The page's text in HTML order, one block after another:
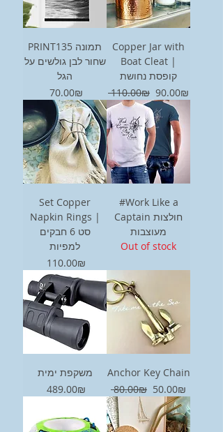
PRINT135 תמונה
שחור לבן גולשים על
הגל
Price ‏70.00 ‏₪
Copper Jar with
Boat Cleat |
קופסת נחושת
Regular Price
‏110.00 ‏₪ Sale Price
‏90.00 ‏₪
Set Copper
Napkin Rings |
סט 6 חבקים
למפיות
Price
‏110.00 ‏₪
#Work Like a
Captain חולצות
מעוצבות
Out of stock
משקפת ימית
Price
‏489.00 ‏₪
Anchor Key Chain
Regular Price
‏80.00 ‏₪ Sale Price
‏50.00 ‏₪